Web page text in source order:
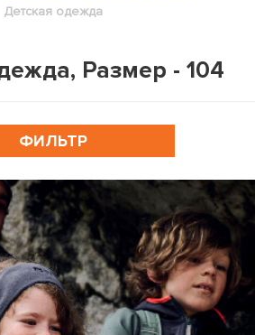
Детская одежда
Размер - 104
ФИЛЬТР